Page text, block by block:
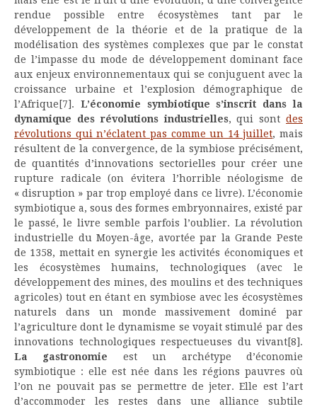
rendue possible entre écosystèmes tant par le
développement de la théorie et de la pratique de la
modélisation des systèmes complexes que par le constat
de l’impasse du mode de développement dominant face
aux enjeux environnementaux qui se conjuguent avec la
croissance urbaine et l’explosion démographique de
l’Afrique [7]. L’économie symbiotique s’inscrit dans la
dynamique des révolutions industrielles, qui sont des
révolutions qui n’éclatent pas comme un 14 juillet, mais
résultent de la convergence, de la symbiose précisément,
de quantités d’innovations sectorielles pour créer une
rupture radicale (on évitera l’horrible néologisme de
« disruption » par trop employé dans ce livre). L’économie
symbiotique a, sous des formes embryonnaires, existé par
le passé, le livre semble parfois l’oublier. La révolution
industrielle du Moyen-âge, avortée par la Grande Peste
de 1358, mettait en synergie les activités économiques et
les écosystèmes humains, technologiques (avec le
développement des mines, des moulins et des techniques
agricoles) tout en étant en symbiose avec les écosystèmes
naturels dans un monde massivement dominé par
l’agriculture dont le dynamisme se voyait stimulé par des
innovations technologiques respectueuses du vivant[8].
La gastronomie est un archétype d’économie
symbiotique : elle est née dans les régions pauvres où
l’on ne pouvait pas se permettre de jeter. Elle est l’art
d’accommoder les restes dans une alliance subtile